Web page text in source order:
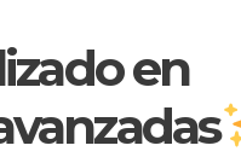
en